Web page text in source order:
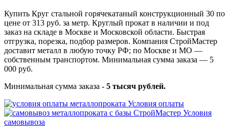
Купить Круг стальной горячекатаный конструкционный 30 по
цене от 313 руб. за метр. Круглый прокат в наличии и под
заказ на складе в Москве и Московской области. Быстрая
отгрузка, порезка, подбор размеров. Компания СтройМастер
доставит металл в любую точку РФ; по Москве и МО —
собственным транспортом. Минимальная сумма заказа — 5
000 руб.
Минимальная сумма заказа - 5 тысяч рублей.
Условия оплаты
Условия
самовывоза